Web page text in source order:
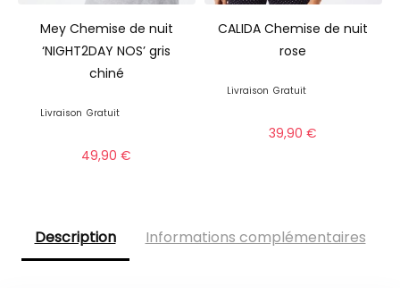
Mey Chemise de nuit
‘NIGHT2DAY NOS’ gris
chiné
Livraison Gratuit
49,90€
CALIDA Chemise de nuit
rose
Livraison Gratuit
39,90€
Description Informations complémentaires